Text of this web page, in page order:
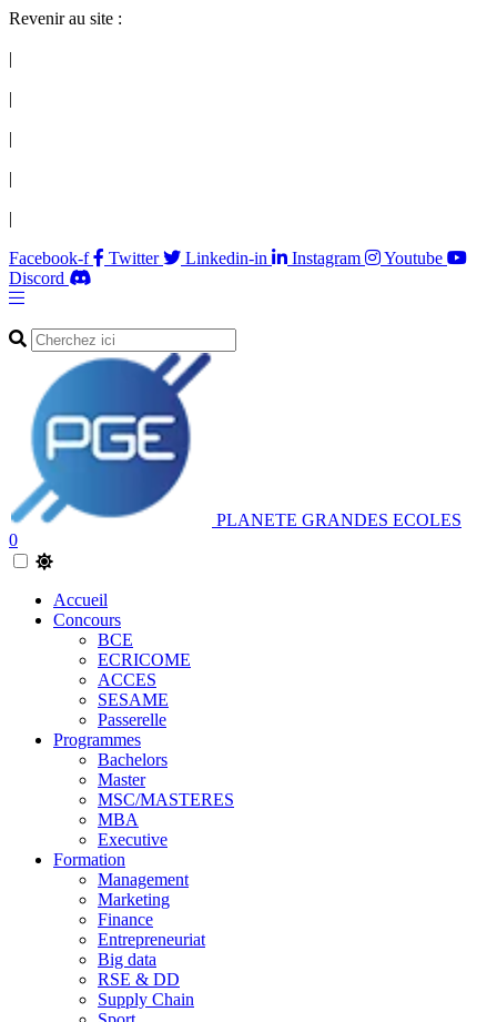
Revenir au site :
|
|
|
|
|
Facebook-f Twitter Linkedin-in Instagram
Youtube
Discord
PLANETE GRANDES ECOLES
0
Accueil
Concours
BCE
ECRICOME
ACCES
SESAME
Passerelle
Programmes
Bachelors
Master
MSC/MASTERES
MBA
Executive
Formation
Management
Marketing
Finance
Entrepreneuriat
Big data
RSE & DD
Supply Chain